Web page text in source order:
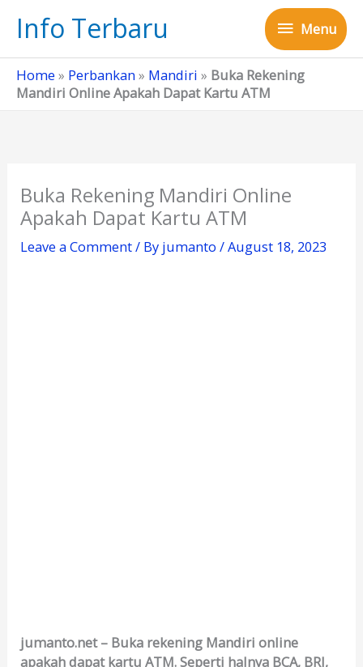
Info Terbaru Menu
Menu
Home » Perbankan» Mandiri » Buka Rekening
Mandiri Online Apakah Dapat Kartu ATM
Buka Rekening Mandiri Online
Apakah Dapat Kartu ATM
Leave a Comment/ By jumanto/August 18, 2023
jumanto.net – Buka rekening Mandiri online
apakah dapat kartu ATM. Seperti halnya BCA, BRI,